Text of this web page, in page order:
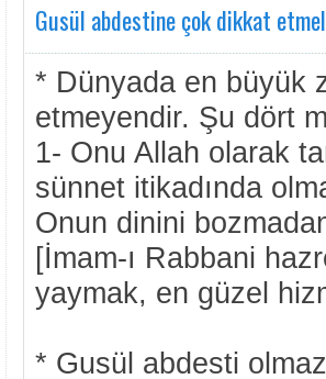
Gusül abdestine çok dikkat
* Dünyada en büyük
etmeyendir. Şu dört
1- Onu Allah olarak
sünnet itikadında
Onun dinini
[İmam-ı Rabbani
yaymak, en güzel
* Gusül abdesti